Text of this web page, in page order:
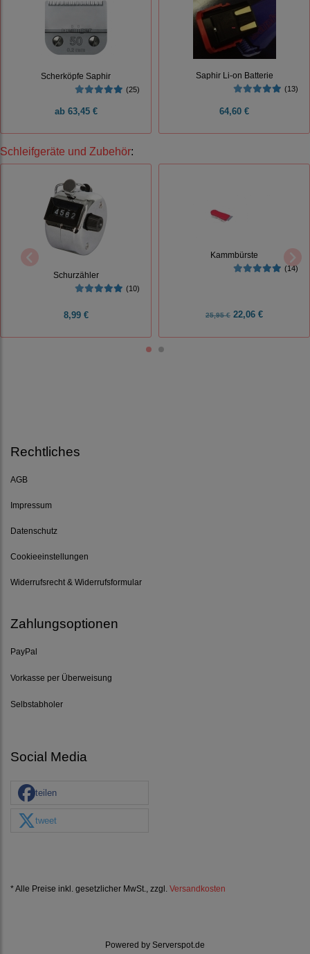
Scherköpfe Saphir
(25)
ab63,45 €
Saphir Li-on Batterie
(13)
64,60 €
Schleifgeräte und Zubehör:
Schurzähler
(10)
8,99 €
Kammbürste
(14)
25,95 € 22,06 €
Rechtliches
AGB
Impressum
Datenschutz
Cookieeinstellungen
Widerrufsrecht & Widerrufsformular
Zahlungsoptionen
PayPal
Vorkasse per Überweisung
Selbstabholer
Social Media
teilen
tweet
* Alle Preise inkl. gesetzlicher MwSt., zzgl. Versandkosten
Powered by Serverspot.de